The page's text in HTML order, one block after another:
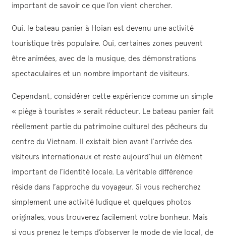
important de savoir ce que l’on vient chercher.
Oui, le bateau panier à Hoian est devenu une activité
touristique très populaire. Oui, certaines zones peuvent
être animées, avec de la musique, des démonstrations
spectaculaires et un nombre important de visiteurs.
Cependant, considérer cette expérience comme un simple
« piège à touristes » serait réducteur. Le bateau panier fait
réellement partie du patrimoine culturel des pêcheurs du
centre du Vietnam. Il existait bien avant l’arrivée des
visiteurs internationaux et reste aujourd’hui un élément
important de l’identité locale. La véritable différence
réside dans l’approche du voyageur. Si vous recherchez
simplement une activité ludique et quelques photos
originales, vous trouverez facilement votre bonheur. Mais
si vous prenez le temps d’observer le mode de vie local, de